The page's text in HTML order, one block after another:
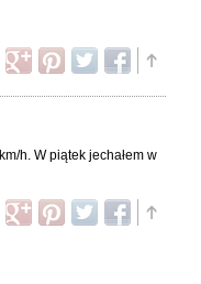
h. W piątek jechałem w